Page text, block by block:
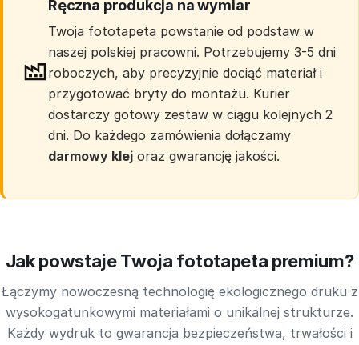
Ręczna produkcja na wymiar
Twoja fototapeta powstanie od podstaw w
naszej polskiej pracowni. Potrzebujemy 3-5 dni
roboczych, aby precyzyjnie dociąć materiał i
przygotować bryty do montażu. Kurier
dostarczy gotowy zestaw w ciągu kolejnych 2
dni. Do każdego zamówienia dołączamy
darmowy klej oraz gwarancję jakości.
Jak powstaje Twoja fototapeta premium?
Łączymy nowoczesną technologię ekologicznego druku z
wysokogatunkowymi materiałami o unikalnej strukturze.
Każdy wydruk to gwarancja bezpieczeństwa, trwałości i